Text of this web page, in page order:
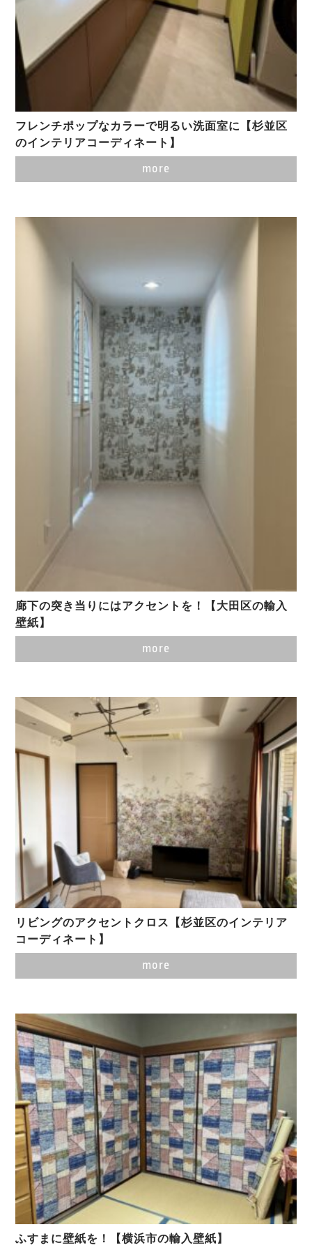
フレンチポップなカラーで明るい洗面室に【杉並区
のインテリアコーディネート】
more
廊下の突き当りにはアクセントを！【大田区の輸入
壁紙】
more
リビングのアクセントクロス【杉並区のインテリア
コーディネート】
more
ふすまに壁紙を！【横浜市の輸入壁紙】